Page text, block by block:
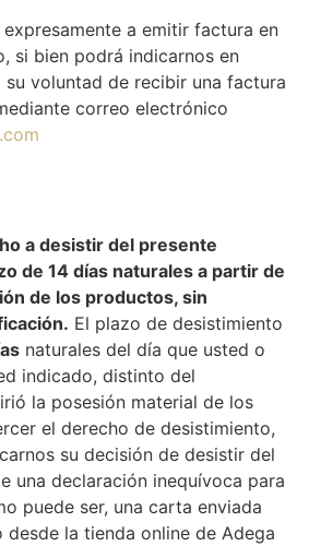
a emitir factura en
si bien podrá indicarnos en
voluntad de recibir una factura
correo electrónico
a desistir del presente
de 14 días naturales a partir de
de los productos, sin
El plazo de desistimiento
naturales del día que usted o
indicado, distinto del
la posesión material de los
el derecho de desistimiento,
su decisión de desistir del
una declaración inequívoca para
puede ser, una carta enviada
la tienda online de Adega